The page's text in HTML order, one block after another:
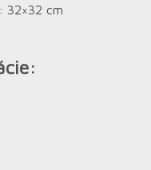
32×32 cm